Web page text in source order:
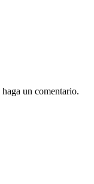
un comentario.